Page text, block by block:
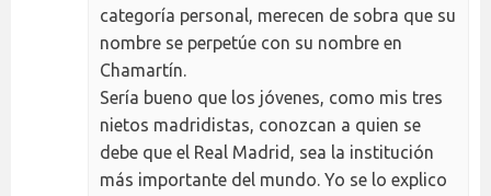
categoría personal, merecen de sobra que su
nombre se perpetúe con su nombre en
Chamartín.
Sería bueno que los jóvenes, como mis tres
nietos madridistas, conozcan a quien se
debe que el Real Madrid, sea la institución
más importante del mundo. Yo se lo explico